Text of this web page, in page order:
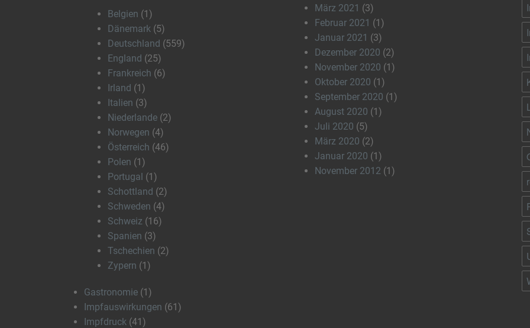
Belgien (1)
Dänemark (5)
Deutschland (559)
England (25)
Frankreich (6)
Irland (1)
Italien (3)
Niederlande (2)
Norwegen (4)
Österreich (46)
Polen (1)
Portugal (1)
Schottland (2)
Schweden (4)
Schweiz (16)
Spanien (3)
Tschechien (2)
Zypern (1)
Gastronomie (1)
Impfauswirkungen (61)
Impfdruck (41)
März 2021 (3)
Februar 2021 (1)
Januar 2021 (3)
Dezember 2020 (2)
November 2020 (1)
Oktober 2020 (1)
September 2020 (1)
August 2020 (1)
Juli 2020 (5)
März 2020 (2)
Januar 2020 (1)
November 2012 (1)